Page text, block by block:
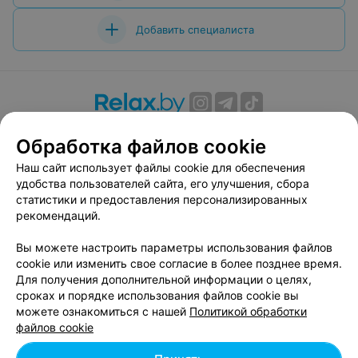
Добавить специалиста
Вакансии
Публичный договор
Способы оплаты
Публичный договор по использованию сервиса
«Афиша»
Пользовательское соглашение
Связаться по вопросам сотрудничества
Написать руководителю relax.by
Персональные настройки cookie
Обработка персональных данных
Обработка файлов cookie
Наш сайт использует файлы cookie для обеспечения
удобства пользователей сайта, его улучшения, сбора
статистики и предоставления персонализированных
рекомендаций.
Вы можете настроить параметры использования файлов
cookie или изменить свое согласие в более позднее время.
Для получения дополнительной информации о целях,
сроках и порядке использования файлов cookie вы
можете ознакомиться с нашей Политикой обработки
файлов cookie